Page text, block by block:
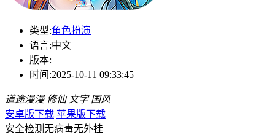
类型:角色扮演
语言:中文
版本:
时间:2025-10-11 09:33:45
道途漫漫 修仙 文字 国风
安卓版下载 苹果版下载
安全检测无病毒无外挂